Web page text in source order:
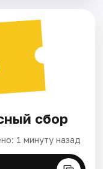
сбор
1 минуту назад